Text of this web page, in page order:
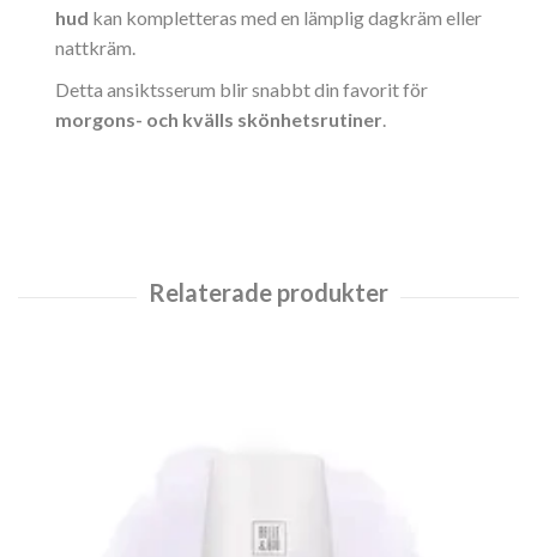
hud kan kompletteras med en lämplig dagkräm eller
nattkräm.
Detta ansiktsserum blir snabbt din favorit för
morgons- och kvälls skönhetsrutiner